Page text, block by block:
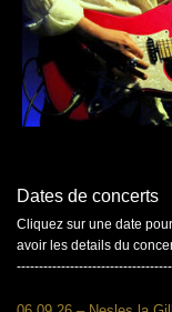
Dates de concerts
Cliquez sur une date pour
avoir les details du